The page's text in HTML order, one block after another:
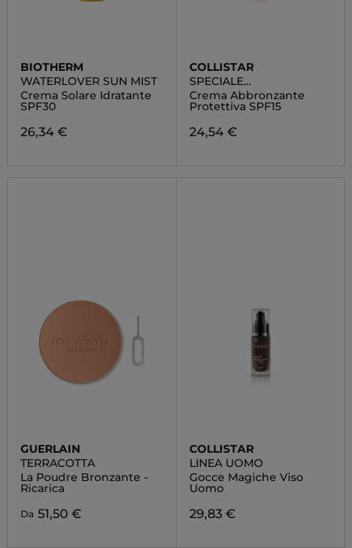
BIOTHERM
WATERLOVER SUN MIST
Crema Solare Idratante
SPF30
26,34 €
COLLISTAR
SPECIALE
ABBRONZATURA
PERFETTA
Crema Abbronzante
Protettiva SPF15
24,54 €
GUERLAIN
TERRACOTTA
La Poudre Bronzante -
Ricarica
Da 51,50 €
COLLISTAR
LINEA UOMO
Gocce Magiche Viso
Uomo
29,83 €